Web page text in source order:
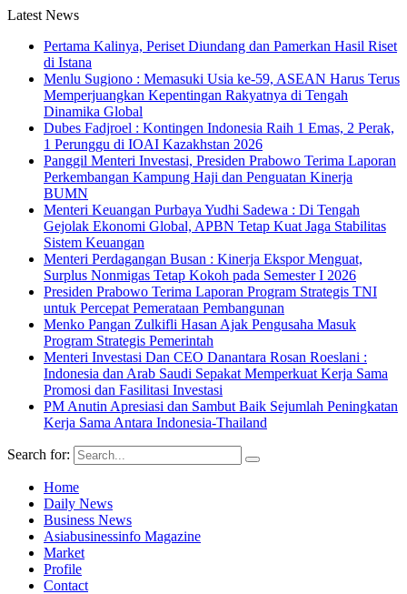
Latest News
Pertama Kalinya, Periset Diundang dan Pamerkan Hasil Riset
di Istana
Menlu Sugiono : Memasuki Usia ke-59, ASEAN Harus Terus
Memperjuangkan Kepentingan Rakyatnya di Tengah
Dinamika Global
Dubes Fadjroel : Kontingen Indonesia Raih 1 Emas, 2 Perak,
1 Perunggu di IOAI Kazakhstan 2026
Panggil Menteri Investasi, Presiden Prabowo Terima Laporan
Perkembangan Kampung Haji dan Penguatan Kinerja
BUMN
Menteri Keuangan Purbaya Yudhi Sadewa : Di Tengah
Gejolak Ekonomi Global, APBN Tetap Kuat Jaga Stabilitas
Sistem Keuangan
Menteri Perdagangan Busan : Kinerja Ekspor Menguat,
Surplus Nonmigas Tetap Kokoh pada Semester I 2026
Presiden Prabowo Terima Laporan Program Strategis TNI
untuk Percepat Pemerataan Pembangunan
Menko Pangan Zulkifli Hasan Ajak Pengusaha Masuk
Program Strategis Pemerintah
Menteri Investasi Dan CEO Danantara Rosan Roeslani :
Indonesia dan Arab Saudi Sepakat Memperkuat Kerja Sama
Promosi dan Fasilitasi Investasi
PM Anutin Apresiasi dan Sambut Baik Sejumlah Peningkatan
Kerja Sama Antara Indonesia-Thailand
Search for:
Home
Daily News
Business News
Asiabusinessinfo Magazine
Market
Profile
Contact